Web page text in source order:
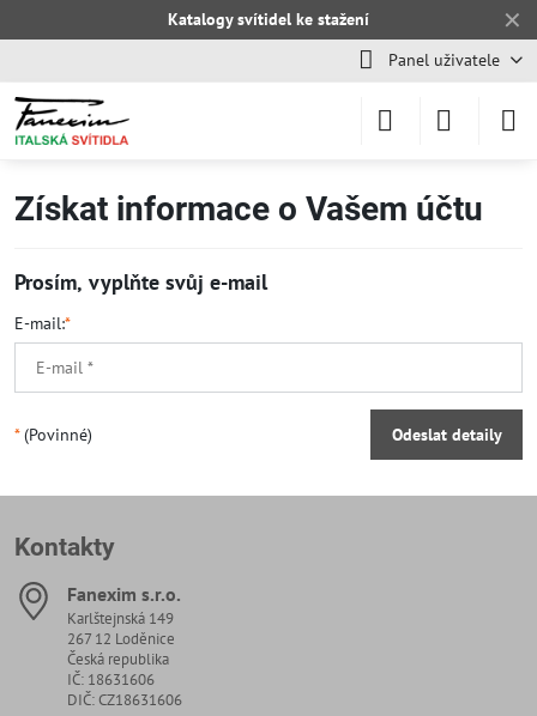
✕
Katalogy svítidel ke stažení
Panel uživatele
Získat informace o Vašem účtu
Prosím, vyplňte svůj e-mail
E-mail:*
*(Povinné) Odeslat detaily
Kontakty
Fanexim s​.r​.o​.
Karlštejnská 149
267 12 Loděnice
Česká republika
IČ: 18631606
DIČ: CZ18631606